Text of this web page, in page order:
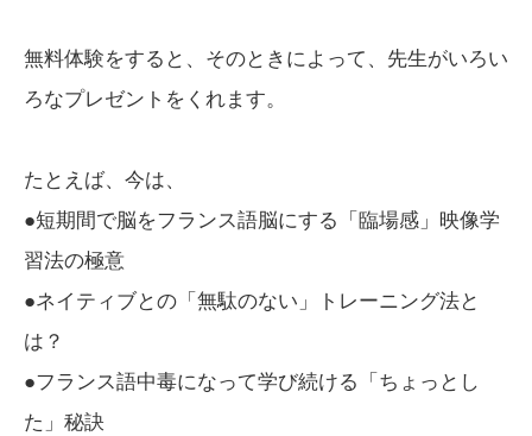
無料体験をすると、そのときによって、先生がいろい
ろなプレゼントをくれます。
たとえば、今は、
●短期間で脳をフランス語脳にする「臨場感」映像学
習法の極意
●ネイティブとの「無駄のない」トレーニング法と
は？
●フランス語中毒になって学び続ける「ちょっとし
た」秘訣